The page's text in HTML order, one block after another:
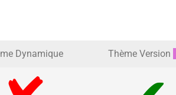
Dynamique Thème Version